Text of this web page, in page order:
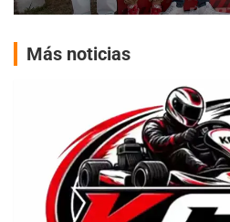
Más noticias